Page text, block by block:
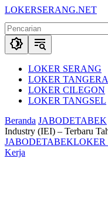
Langsung
konten
LOKERSERANG.NET
Lowongan
Kerja
Serang
SekitarnyaLOKER SERANG
LOKER
LOKER CILEGON
LOKER TANGSEL
Beranda JABODETABEK
Industry (IEI) – Terbaru
JABODETABEKLOKER
Kerja